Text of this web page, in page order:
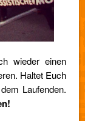
wieder einen
Haltet Euch
Laufenden.